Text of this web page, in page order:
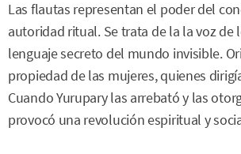
Las flautas representan el poder del
autoridad ritual. Se trata de la la voz de
lenguaje secreto del mundo invisible.
propiedad de las mujeres, quienes
Cuando Yurupary las arrebató y las
provocó una revolución espiritual y